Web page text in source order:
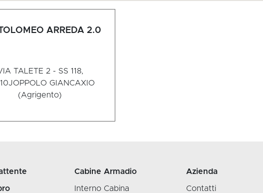
ARREDA 2.0
TALETE 2 - SS 118,
JOPPOLO GIANCAXIO
(Agrigento)
Cabine Armadio
Interno Cabina
Azienda
Contatti